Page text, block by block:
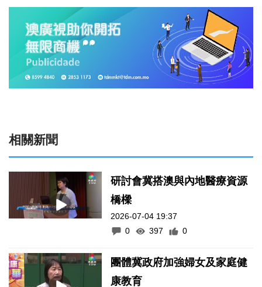
相關新聞
研討會冀搭澳與內地醫療資源
橋樑
2026-07-04 19:37
0
397 0
團體冀政府加強婦女及家庭健
康教育